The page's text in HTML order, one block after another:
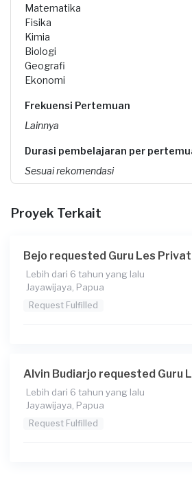
Matematika
Fisika
Kimia
Biologi
Geografi
Ekonomi
Frekuensi Pertemuan
Lainnya
Durasi pembelajaran per
Sesuai rekomendasi
Guru akan pergi ke tempat saya
Wanita
Kapan Anda membutuhkan
25-07-2023
Rp500.000.001 - Rp1.000.000.000
Proyek Terkait
Bejo requested Guru Les Privat
Lebih dari 6 tahun yang lalu
Jayawijaya, Papua
Request Fulfilled
Alvin Budiarjo requested Guru
Lebih dari 6 tahun yang lalu
Jayawijaya, Papua
Request Fulfilled